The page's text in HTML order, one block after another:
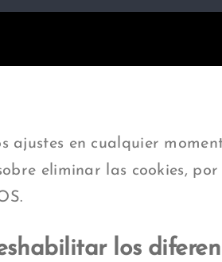
ajustes en cualquier
eliminar las cookies,
los